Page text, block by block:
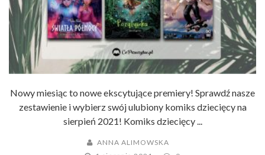
Nowy miesiąc to nowe ekscytujące premiery! Sprawdź nasze
zestawienie i wybierz swój ulubiony komiks dziecięcy na
sierpień 2021! Komiks dziecięcy ...
ANNA ALIMOWSKA